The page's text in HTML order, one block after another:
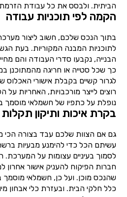
הביתית. ולבסס את כל עבודת
הקמה לפי תוכניות עבודה
בתוך הנכס שלכם, חשוב ליצור
לתוכניות המבנה המקוריות. בעת
הבנייה, נקבעו סדרי העבודה והם
כך שכל סטייה או חריגה מהמתוכנן
לגרור קשיים בקבלת אישורי
רוצים לייצר מורכבויות, האחריות
נופלת על כתפיו של חשמלאי מוסמך
בקרת איכות ותיקון תקלות
גם אם הצוות שלכם עבד בצורה הכי
עשיתם הכל כדי להימנע מבעיות
לסמוך בעיניים עצומות על המערכת.
חברות הפיקוח להעניק אישור אחרון
שהנכס מוכן. ועל כן, חשמלאי מוסמך
כלל חלקי הבית. ובעזרת כלי אבחון